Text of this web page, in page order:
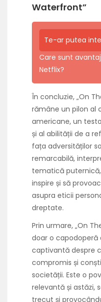
Waterfront”
Te-ar putea
Care sunt
Netflix?
În concluzie, „On
rămâne un pilon al
americane, un
și al abilității de a
fața adversităților
remarcabilă,
tematică
inspire și să
asupra eticii
dreptate.
Prin urmare, „On
doar o capodoperă
captivantă despre
compromis și
societății. Este o
relevantă și astăzi,
trecut și